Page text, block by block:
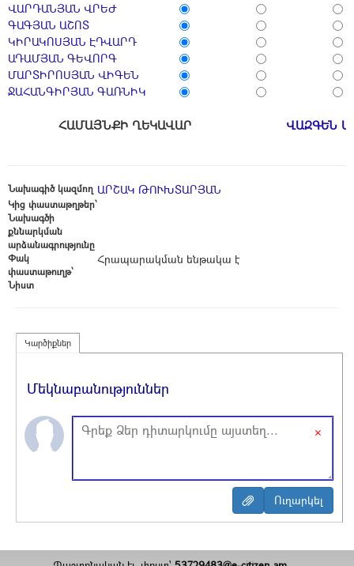
ՎԱՐԴԱՆՅԱՆ ՎՐԵԺ
ԳԱԳՅԱՆ ԱՇՈՏ
ԿԻՐԱԿՈՍՅԱՆ ԷԴՎԱՐԴ
ԱԴԱՄՅԱՆ ԳԵՎՈՐԳ
ՄԱՐՏԻՐՈՍՅԱՆ ՎԻԳԵՆ
ՋԱՀԱՆԳԻՐՅԱՆ ԳԱՌՆԻԿ
ՀԱՄԱՅՆՔԻ ՂԵԿԱՎԱՐ ՎԱԶԳԵՆ
Նախագիծ կազմող ԱՐՇԱԿ ԹՈՒԽՏԱՐՅԱՆ
Կից փաստաթղթեր՝
Նախագծի
քննարկման
արձանագրությունը
Փակ
փաստաթուղթ՝
Հրապարակման ենթակա է
Նիստ
Կարծիքներ
Մեկնաբանություններ
×